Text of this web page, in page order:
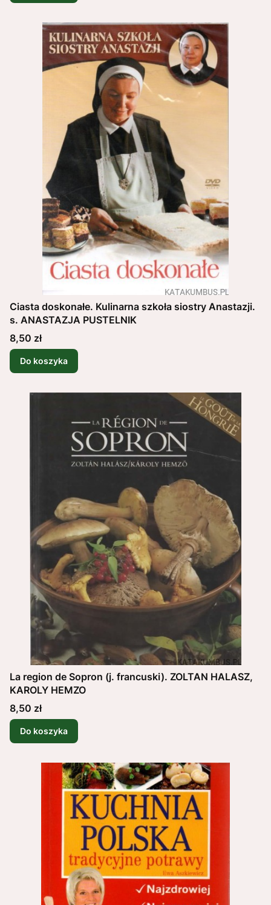
Ciasta doskonałe. Kulinarna szkoła siostry Anastazji.
s. ANASTAZJA PUSTELNIK
Cena
8,50 zł
Do koszyka
La region de Sopron (j. francuski). ZOLTAN HALASZ,
KAROLY HEMZO
Cena
8,50 zł
Do koszyka